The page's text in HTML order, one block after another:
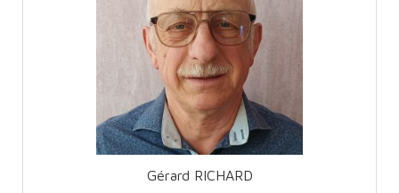
Gérard RICHARD